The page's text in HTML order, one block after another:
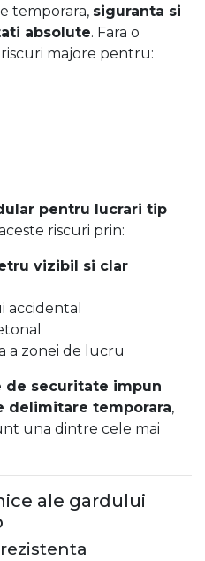
temporara, siguranta si
absolute. Fara o
majore pentru:
pentru lucrari tip
riscuri prin:
vizibil si clar
accidental
a zonei de lucru
de securitate impun
delimitare temporara,
una dintre cele mai
ale gardului